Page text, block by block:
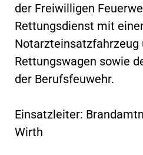
der Freiwilligen
Rettungsdienst mit
Notarzteinsatzfahrzeug
Rettungswagen sowie
der Berufsfeuwehr.
Einsatzleiter:
Wirth